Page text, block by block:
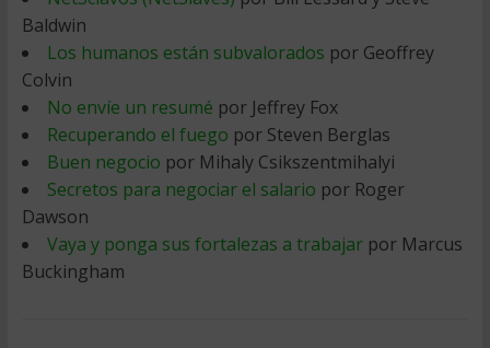
Baldwin
Los humanos están subvalorados por Geoffrey
Colvin
No envíe un resumé por Jeffrey Fox
Recuperando el fuego por Steven Berglas
Buen negocio por Mihaly Csikszentmihalyi
Secretos para negociar el salario por Roger
Dawson
Vaya y ponga sus fortalezas a trabajarpor Marcus
Buckingham